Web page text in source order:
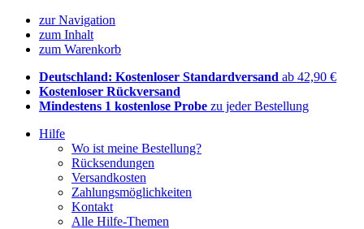
zur Navigation
zum Inhalt
zum Warenkorb
Deutschland: Kostenloser Standardversand ab 42,90 €
Kostenloser Rückversand
Mindestens 1 kostenlose Probe zu jeder Bestellung
Hilfe
Wo ist meine Bestellung?
Rücksendungen
Versandkosten
Zahlungsmöglichkeiten
Kontakt
Alle Hilfe-Themen